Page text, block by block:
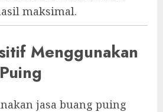
maksimal.
Menggunakan
jasa buang puing